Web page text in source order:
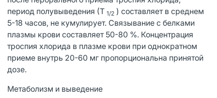
период полувыведения (Т 1/2 ) составляет в среднем
5-18 часов, не кумулирует. Связывание с белками
плазмы крови составляет 50-80 %. Концентрация
троспия хлорида в плазме крови при однократном
приеме внутрь 20-60 мг пропорциональна принятой
дозе.
Метаболизм и выведение